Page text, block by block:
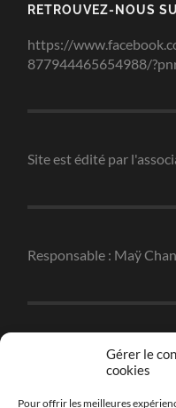
Gérer le
cookies
Pour offrir les meilleures
RETROUVEZ-NOUS
https://
877944465654988/
Site est édité par
Responsable : Maÿ
Réalisation :